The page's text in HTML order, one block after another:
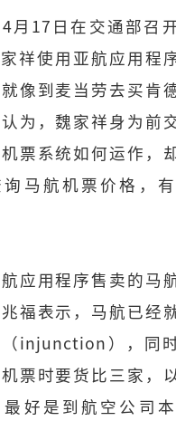
月17日在交通部召
祥使用亚航应用程
像到麦当劳去买肯
为，魏家祥身为前
票系统如何运作，
马航机票价格，
应用程序售卖的马
福表示，马航已经
injunction），同
票时要货比三家，
最好是到航空公司